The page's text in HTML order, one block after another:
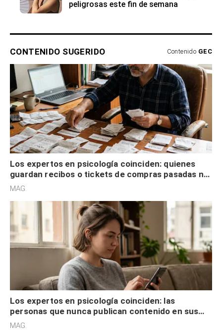
peligrosas este fin de semana
CONTENIDO SUGERIDO Contenido GEC
Los expertos en psicología coinciden: quienes
guardan recibos o tickets de compras pasadas no
son acumuladores, sino que tienen necesidad de
MAG.
Los expertos en psicología coinciden: las
personas que nunca publican contenido en sus
redes sociales no pretenden buscar validación
MAG.